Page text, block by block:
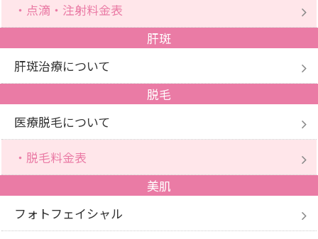
・点滴・注射料金表
肝斑
肝斑治療について
脱毛
医療脱毛について
・脱毛料金表
美肌
フォトフェイシャル